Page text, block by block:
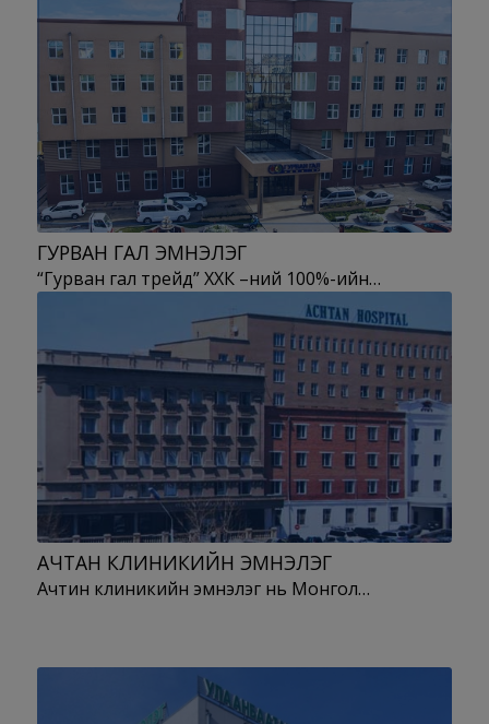
ГУРВАН ГАЛ ЭМНЭЛЭГ
“Гурван гал трейд” ХХК –ний 100%-ийн…
АЧТАН КЛИНИКИЙН ЭМНЭЛЭГ
Ачтин клиникийн эмнэлэг нь Монгол…